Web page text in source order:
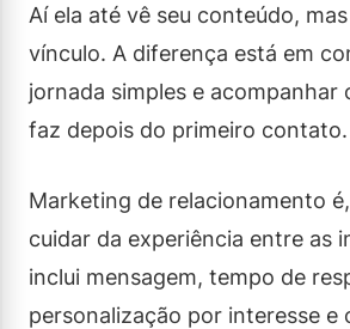
Aí ela até vê seu conteúdo,
vínculo. A diferença está em
jornada simples e acompanhar
faz depois do primeiro contato.
Marketing de relacionamento
cuidar da experiência entre as
inclui mensagem, tempo de
personalização por interesse e